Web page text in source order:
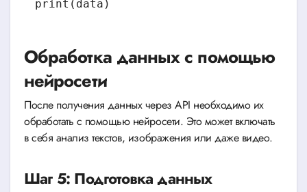
Обработка данных с помощью
нейросети
После получения данных через API необходимо их
обработать с помощью нейросети. Это может включать
в себя анализ текстов, изображения или даже видео.
Шаг 5: Подготовка данных